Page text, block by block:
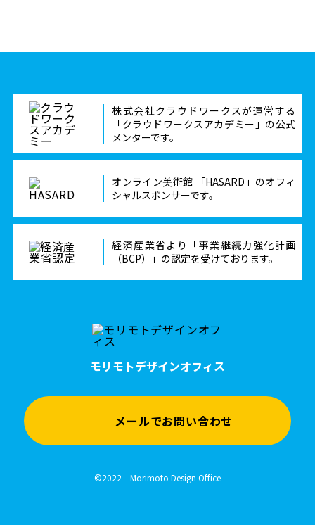
モリモトデザインオフィス
メールでお問い合わせ
株式会社クラウドワークスが運営する
「クラウドワークスアカデミー」の公式
メンターです。
オンライン美術館 「HASARD」のオフィ
シャルスポンサーです。
経済産業省より「事業継続力強化計画
（BCP）」の認定を受けております。
©2022 Morimoto Design Office